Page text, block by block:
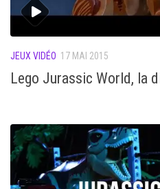
JEUX VIDÉO 17 MAI 2015
Lego Jurassic World, la